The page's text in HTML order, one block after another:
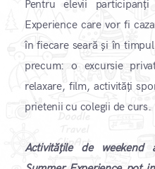
Pentru elevii
Experience care vor fi
în fiecare seară și în
precum: o excursie
relaxare, film, activități
prietenii cu colegii de curs.
Activitățile de weekend